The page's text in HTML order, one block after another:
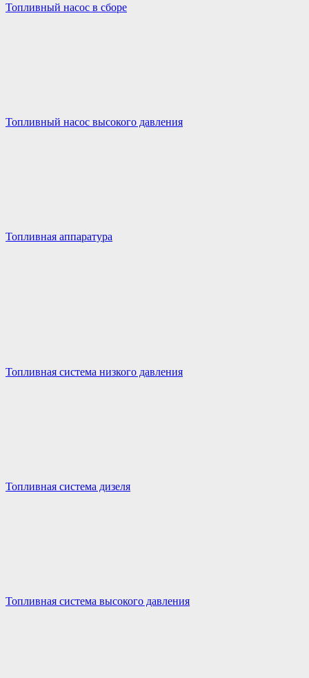
Топливный насос в сборе
Топливный насос высокого давления
Топливная аппаратура
Топливная система низкого давления
Топливная система дизеля
Топливная система высокого давления